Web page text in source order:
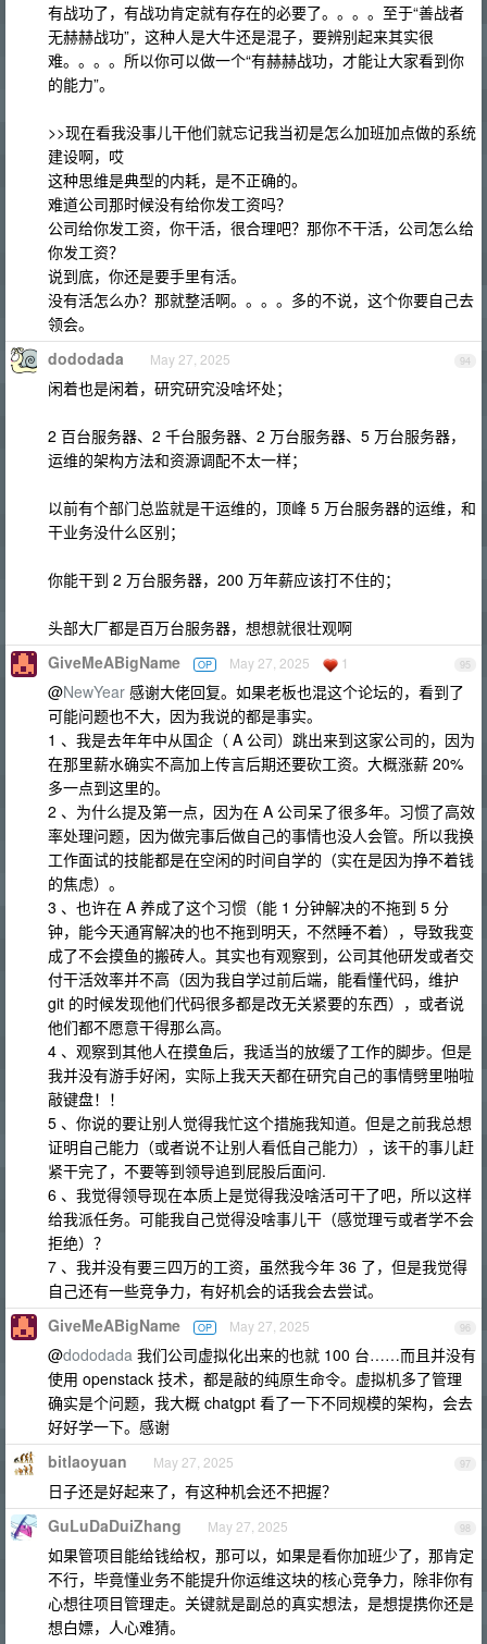
有战功了，有战功肯定就有存在的必要了。。。。至于“善战者
无赫赫战功”，这种人是大牛还是混子，要辨别起来其实很
难。。。。所以你可以做一个“有赫赫战功，才能让大家看到你
的能力”。
>>现在看我没事儿干他们就忘记我当初是怎么加班加点做的系统
建设啊，哎
这种思维是典型的内耗，是不正确的。
难道公司那时候没有给你发工资吗？
公司给你发工资，你干活，很合理吧？那你不干活，公司怎么给
你发工资？
说到底，你还是要手里有活。
没有活怎么办？那就整活啊。。。。多的不说，这个你要自己去
领会。
94
dododada May 27, 2025
闲着也是闲着，研究研究没啥坏处；
2 百台服务器、2 千台服务器、2 万台服务器、5 万台服务器，
运维的架构方法和资源调配不太一样；
以前有个部门总监就是干运维的，顶峰 5 万台服务器的运维，和
干业务没什么区别；
你能干到 2 万台服务器，200 万年薪应该打不住的；
头部大厂都是百万台服务器，想想就很壮观啊
95
GiveMeABigName OP May 27, 2025 1
@NewYear 感谢大佬回复。如果老板也混这个论坛的，看到了
可能问题也不大，因为我说的都是事实。
1 、我是去年年中从国企（ A 公司）跳出来到这家公司的，因为
在那里薪水确实不高加上传言后期还要砍工资。大概涨薪 20%
多一点到这里的。
2 、为什么提及第一点，因为在 A 公司呆了很多年。习惯了高效
率处理问题，因为做完事后做自己的事情也没人会管。所以我换
工作面试的技能都是在空闲的时间自学的（实在是因为挣不着钱
的焦虑）。
3 、也许在 A 养成了这个习惯（能 1 分钟解决的不拖到 5 分
钟，能今天通宵解决的也不拖到明天，不然睡不着），导致我变
成了不会摸鱼的搬砖人。其实也有观察到，公司其他研发或者交
付干活效率并不高（因为我自学过前后端，能看懂代码，维护
git 的时候发现他们代码很多都是改无关紧要的东西），或者说
他们都不愿意干得那么高。
4 、观察到其他人在摸鱼后，我适当的放缓了工作的脚步。但是
我并没有游手好闲，实际上我天天都在研究自己的事情劈里啪啦
敲键盘！！
5 、你说的要让别人觉得我忙这个措施我知道。但是之前我总想
证明自己能力（或者说不让别人看低自己能力），该干的事儿赶
紧干完了，不要等到领导追到屁股后面问.
6 、我觉得领导现在本质上是觉得我没啥活可干了吧，所以这样
给我派任务。可能我自己觉得没啥事儿干（感觉理亏或者学不会
拒绝）？
7 、我并没有要三四万的工资，虽然我今年 36 了，但是我觉得
自己还有一些竞争力，有好机会的话我会去尝试。
96
GiveMeABigName OP May 27, 2025
@dododada 我们公司虚拟化出来的也就 100 台……而且并没有
使用 openstack 技术，都是敲的纯原生命令。虚拟机多了管理
确实是个问题，我大概 chatgpt 看了一下不同规模的架构，会去
好好学一下。感谢
97
bitlaoyuan May 27, 2025
日子还是好起来了，有这种机会还不把握？
98
GuLuDaDuiZhang May 27, 2025
如果管项目能给钱给权，那可以，如果是看你加班少了，那肯定
不行，毕竟懂业务不能提升你运维这块的核心竞争力，除非你有
心想往项目管理走。关键就是副总的真实想法，是想提携你还是
想白嫖，人心难猜。